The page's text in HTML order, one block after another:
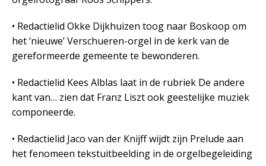
• Redactielid Okke Dijkhuizen toog naar Boskoop om
het ‘nieuwe’ Verschueren-orgel in de kerk van de
gereformeerde gemeente te bewonderen.
• Redactielid Kees Alblas laat in de rubriek De andere
kant van… zien dat Franz Liszt ook geestelijke muziek
componeerde.
• Redactielid Jaco van der Knijff wijdt zijn Prelude aan
het fenomeen tekstuitbeelding in de orgelbegeleiding